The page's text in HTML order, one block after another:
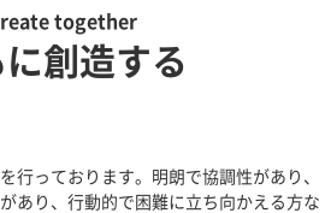
together
創造する
行っております。明朗で協調性があり、
あり、行動的で困難に立ち向かえる方な